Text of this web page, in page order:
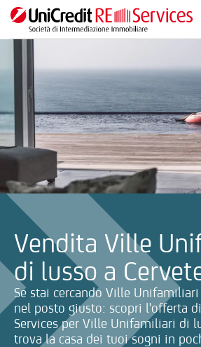
Vendita Ville
di lusso a
Se stai cercando Ville Unifamiliari
nel posto giusto: scopri l'offerta
Services per Ville Unifamiliari di
trova la casa dei tuoi sogni in